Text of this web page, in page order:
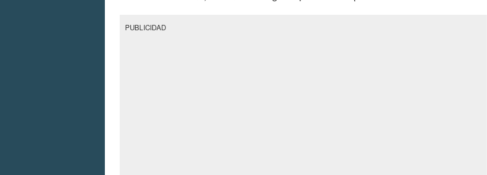
PUBLICIDAD